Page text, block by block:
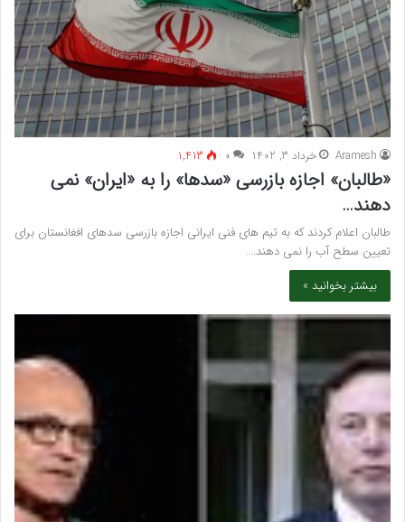
Aramesh خرداد 3, 1402 ۰ 1,413
«طالبان» اجازه بازرسی «سدها» را به «ایران» نمی
دهند…
طالبان اعلام کردند که به تیم های فنی ایرانی اجازه بازرسی سدهای افغانستان برای
تعیین سطح آب را نمی دهند.…
بیشتر بخوانید »